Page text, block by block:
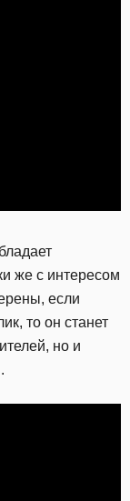
же с интересом
если
то он станет
но и